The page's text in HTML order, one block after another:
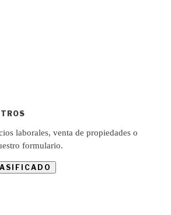
laborales, venta de propiedades o
formulario.